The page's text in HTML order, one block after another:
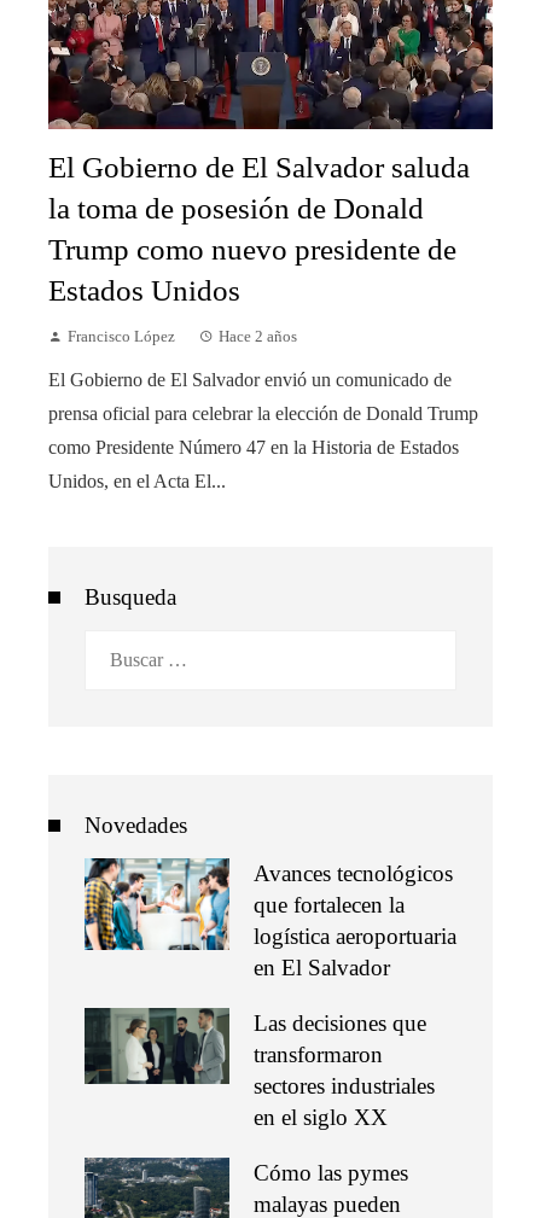
El Gobierno de El Salvador saluda
la toma de posesión de Donald
Trump como nuevo presidente de
Estados Unidos
Francisco López Hace 2 años
El Gobierno de El Salvador envió un comunicado de
prensa oficial para celebrar la elección de Donald Trump
como Presidente Número 47 en la Historia de Estados
Unidos, en el Acta El...
Busqueda
Novedades
Avances tecnológicos
que fortalecen la
logística aeroportuaria
en El Salvador
Las decisiones que
transformaron
sectores industriales
en el siglo XX
Cómo las pymes
malayas pueden